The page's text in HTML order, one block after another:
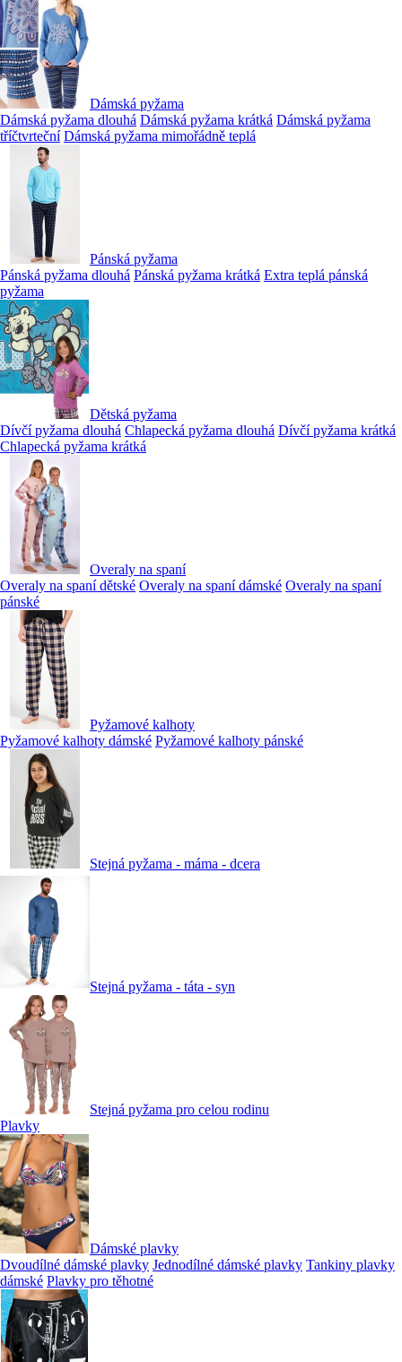
Dámská pyžama
Dámská pyžama dlouhá Dámská pyžama krátká Dámská pyžama
tříčtvrteční Dámská pyžama mimořádně teplá
Pánská pyžama
Pánská pyžama dlouhá Pánská pyžama krátká Extra teplá pánská
pyžama
Dětská pyžama
Dívčí pyžama dlouhá Chlapecká pyžama dlouhá Dívčí pyžama krátká
Chlapecká pyžama krátká
Overaly na spaní
Overaly na spaní dětské Overaly na spaní dámské Overaly na spaní
pánské
Pyžamové kalhoty
Pyžamové kalhoty dámské Pyžamové kalhoty pánské
Stejná pyžama - máma - dcera
Stejná pyžama - táta - syn
Stejná pyžama pro celou rodinu
Plavky
Dámské plavky
Dvoudílné dámské plavky Jednodílné dámské plavky Tankiny plavky
dámské Plavky pro těhotné